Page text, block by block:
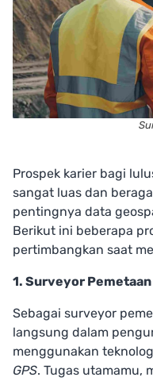
Prospek karier bagi
sangat luas dan
pentingnya data
Berikut ini beberapa
pertimbangkan saat
1. Surveyor Pemetaan
Sebagai surveyor
langsung dalam
menggunakan
GPS. Tugas utamamu,